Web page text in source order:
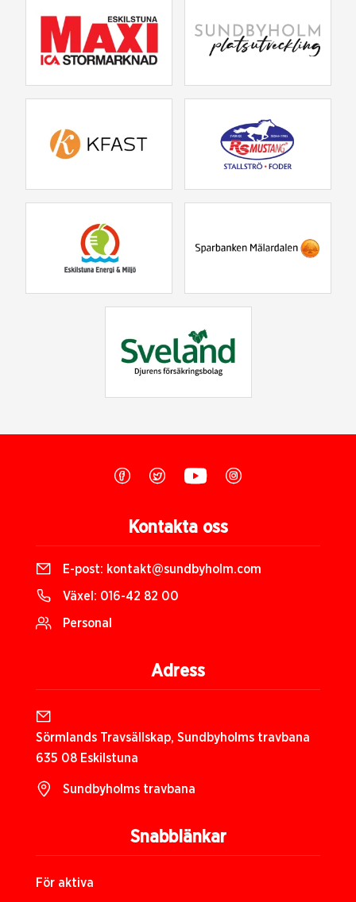
Snabblänkar
För aktiva
Kontakta oss
E-post: kontakt@sundbyholm.com
Växel: 016-42 82 00
Personal
Adress
Sörmlands Travsällskap, Sundbyholms travbana
635 08 Eskilstuna
Sundbyholms travbana